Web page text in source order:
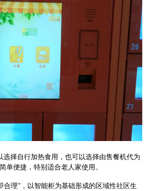
择自行加热食用，也可以选择由售餐机代为
单便捷，特别适合老人家使用。
理”，以智能柜为基础形成的区域性社区生